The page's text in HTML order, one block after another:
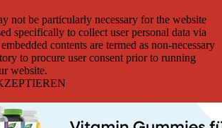
not be particularly necessary for the website
specifically to collect user personal data via
contents are termed as non-necessary
to procure user consent prior to running
website.